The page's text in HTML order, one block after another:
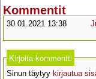
Kommentit
30.01.2021 13:38
Kirjoita kommentti
Sinun täytyy kirjautua